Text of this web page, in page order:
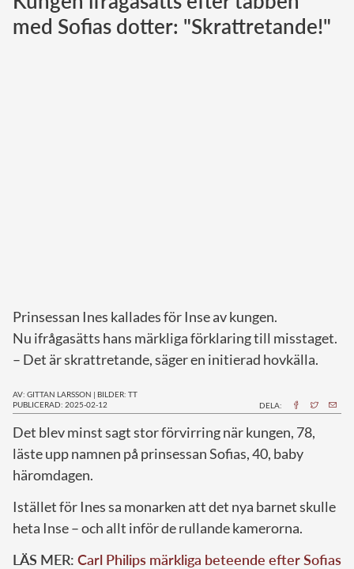
Norska kungahuset
med Sofias dotter: "Skrattretande!"
Prinsessan Ines kallades för Inse av kungen.
Nu ifrågasätts hans märkliga förklaring till misstaget.
– Det är skrattretande, säger en initierad hovkälla.
AV: GITTAN LARSSON | BILDER: TT
PUBLICERAD: 2025-02-12
DELA:
Det blev minst sagt stor förvirring när kungen, 78,
läste upp namnen på prinsessan Sofias, 40, baby
häromdagen.
Istället för Ines sa monarken att det nya barnet skulle
heta Inse – och allt inför de rullande kamerorna.
LÄS MER: Carl Philips märkliga beteende efter Sofias